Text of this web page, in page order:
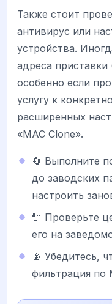
Также стоит
антивирус или
устройства.
адреса приставки
особенно если
услугу к
расширенных
«MAC Clone».
🔄 Выполните
до заводских
настроить
🔌 Проверьте
его на
📡 Убедитесь,
фильтрация по